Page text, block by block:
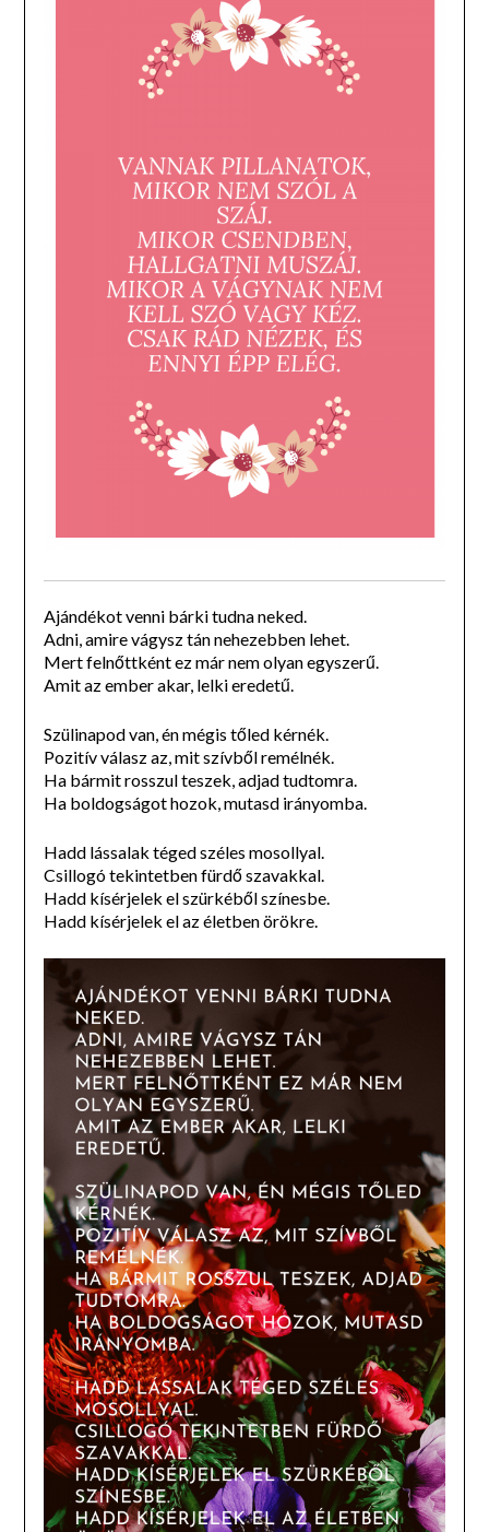
Ajándékot venni bárki tudna neked.
Adni, amire vágysz tán nehezebben lehet.
Mert felnőttként ez már nem olyan egyszerű.
Amit az ember akar, lelki eredetű.
Szülinapod van, én mégis tőled kérnék.
Pozitív válasz az, mit szívből remélnék.
Ha bármit rosszul teszek, adjad tudtomra.
Ha boldogságot hozok, mutasd irányomba.
Hadd lássalak téged széles mosollyal.
Csillogó tekintetben fürdő szavakkal.
Hadd kísérjelek el szürkéből színesbe.
Hadd kísérjelek el az életben örökre.